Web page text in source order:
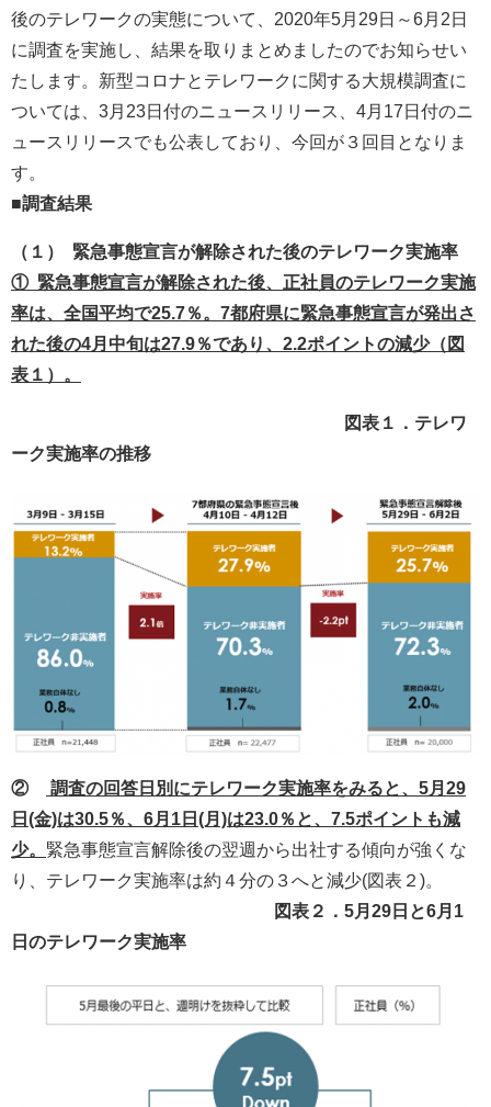
後のテレワークの実態について、2020年5月29日～6月2日
に調査を実施し、結果を取りまとめましたのでお知らせい
たします。新型コロナとテレワークに関する大規模調査に
ついては、3月23日付のニュースリリース、4月17日付のニ
ュースリリースでも公表しており、今回が３回目となりま
す。
■調査結果
（１） 緊急事態宣言が解除された後のテレワーク実施率
① 緊急事態宣言が解除された後、正社員のテレワーク実施
率は、全国平均で25.7％。7都府県に緊急事態宣言が発出さ
れた後の4月中旬は27.9％であり、2.2ポイントの減少（図
表１）。
図表１．テレワ
ーク実施率の推移
②
調査の回答日別にテレワーク実施率をみると、5月29
日(金)は30.5％、6月1日(月)は23.0％と、7.5ポイントも減
少。 緊急事態宣言解除後の翌週から出社する傾向が強くな
り、テレワーク実施率は約４分の３へと減少(図表２)。
図表２．5月29日と6月1
日のテレワーク実施率